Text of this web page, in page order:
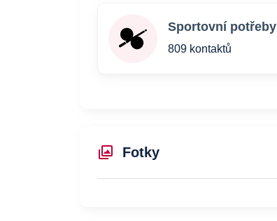
Sportovní potřeby
809 kontaktů
Fotky